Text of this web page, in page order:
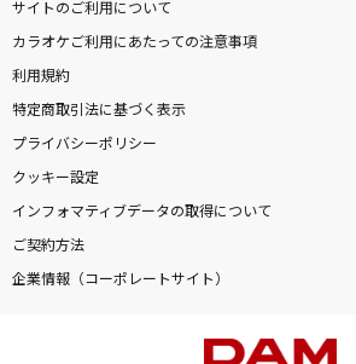
サイトのご利用について
カラオケご利用にあたっての注意事項
利用規約
特定商取引法に基づく表示
プライバシーポリシー
クッキー設定
インフォマティブデータの取得について
ご契約方法
企業情報（コーポレートサイト）